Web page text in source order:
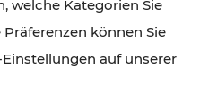
welche Kategorien Sie
können Sie
auf unserer